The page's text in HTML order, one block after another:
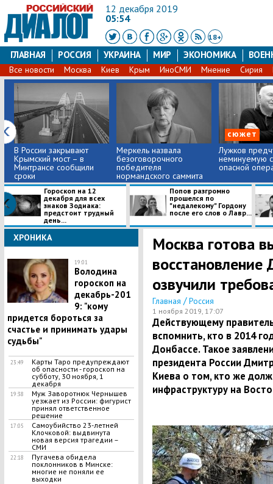
12 декабря 2019
05:54
18+
ГЛАВНАЯ РОССИЯ УКРАИНА МИР ЭКОНОМИКА
Все новости Москва Киев Крым ИноСМИ Мнение Сирия
​В России закрывают
Крымский мост – в
Минтрансе сообщили
сроки
Меркель назвала
безоговорочного
победителя
нормандского саммита
в...
сюжет
​Лужков
неминуемую
опасной
Гороскоп на 12
декабря для всех
знаков Зодиака:
предстоит трудный
день...
Попов разгромно
прошелся по
"недалекому" Гордону
после его слов о Лавр...
ХРОНИКА
19:01
Володина
гороскоп на
декабрь-201
9: "кому
придется бороться за
счастье и принимать удары
судьбы"
23:49
Карты Таро предупреждают
об опасности - гороскоп на
субботу, 30 ноября, 1
декабря
19:38
Муж Заворотнюк Чернышев
уезжает из России: фигурист
принял ответственное
решение
17:05
​Самоубийство 23-летней
Клочковой: выдвинута
новая версия трагедии –
СМИ
22:18
Пугачева обидела
поклонников в Минске:
многие не поняли ее
выходки
​Москва готова
озвучили
Главная / Россия
1 ноября 2019, 17:07
Действующему
вспомнить, кто в 2014
Донбассе. Такое
президента России
Киева о том, кто же
инфраструктуру на